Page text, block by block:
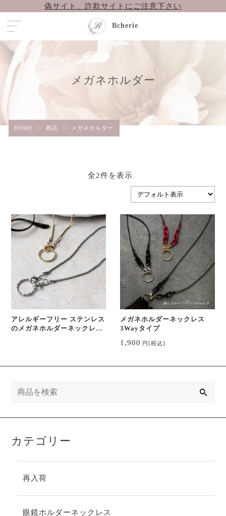
偽サイト、詐欺サイトにご注意下さい
Bcherie
メガネホルダー
HOME > 商品 > メガネホルダー
全2件を表示
アレルギーフリー ステンレス
のメガネホルダーネックレス
メガネホルダーネックレス
3Wayタイプ
1,900 円[税込]
カテゴリー
再入荷
眼鏡ホルダーネックレス